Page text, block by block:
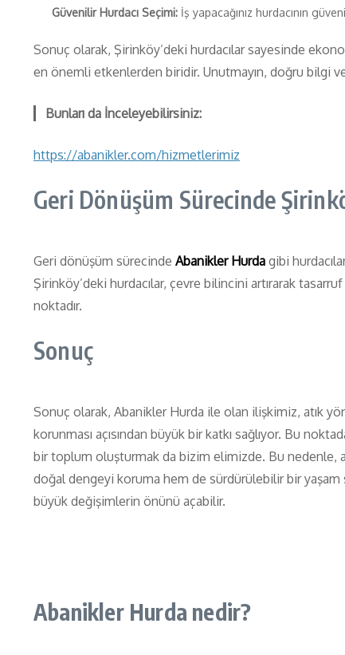
Güvenilir Hurdacı Seçimi: İş yapacağınız hurdacının
Sonuç olarak, Şirinköy’deki hurdacılar sayesinde
en önemli etkenlerden biridir. Unutmayın, doğru bilgi
Bunları da İnceleyebilirsiniz:
https://abanikler.com/hizmetlerimiz
Geri Dönüşüm Sürecinde
Geri dönüşüm sürecinde Abanikler Hurda gibi
Şirinköy’deki hurdacılar, çevre bilincini artırarak
noktadır.
Sonuç
Sonuç olarak, Abanikler Hurda ile olan ilişkimiz, atık
korunması açısından büyük bir katkı sağlıyor. Bu
bir toplum oluşturmak da bizim elimizde. Bu nedenle,
doğal dengeyi koruma hem de sürdürülebilir bir yaşam
büyük değişimlerin önünü açabilir.
Abanikler Hurda nedir?